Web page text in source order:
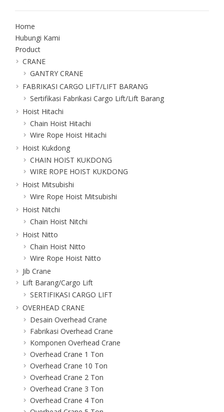
Home
Hubungi Kami
Product
CRANE
GANTRY CRANE
FABRIKASI CARGO LIFT/LIFT BARANG
Sertifikasi Fabrikasi Cargo Lift/Lift Barang
Hoist Hitachi
Chain Hoist Hitachi
Wire Rope Hoist Hitachi
Hoist Kukdong
CHAIN HOIST KUKDONG
WIRE ROPE HOIST KUKDONG
Hoist Mitsubishi
Wire Rope Hoist Mitsubishi
Hoist Nitchi
Chain Hoist Nitchi
Hoist Nitto
Chain Hoist Nitto
Wire Rope Hoist Nitto
Jib Crane
Lift Barang/Cargo Lift
SERTIFIKASI CARGO LIFT
OVERHEAD CRANE
Desain Overhead Crane
Fabrikasi Overhead Crane
Komponen Overhead Crane
Overhead Crane 1 Ton
Overhead Crane 10 Ton
Overhead Crane 2 Ton
Overhead Crane 3 Ton
Overhead Crane 4 Ton